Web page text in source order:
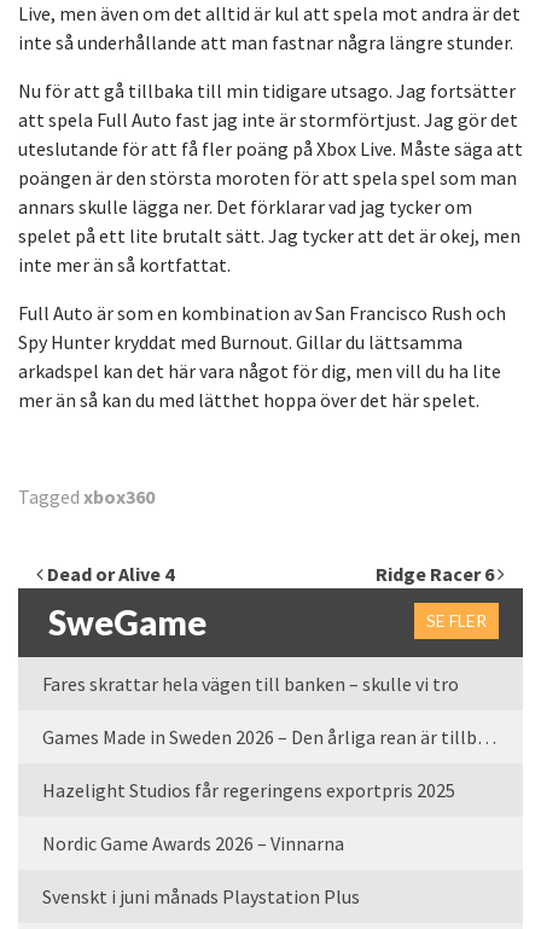
Live, men även om det alltid är kul att spela mot andra är det
inte så underhållande att man fastnar några längre stunder.
Nu för att gå tillbaka till min tidigare utsago. Jag fortsätter
att spela Full Auto fast jag inte är stormförtjust. Jag gör det
uteslutande för att få fler poäng på Xbox Live. Måste säga att
poängen är den största moroten för att spela spel som man
annars skulle lägga ner. Det förklarar vad jag tycker om
spelet på ett lite brutalt sätt. Jag tycker att det är okej, men
inte mer än så kortfattat.
Full Auto är som en kombination av San Francisco Rush och
Spy Hunter kryddat med Burnout. Gillar du lättsamma
arkadspel kan det här vara något för dig, men vill du ha lite
mer än så kan du med lätthet hoppa över det här spelet.
Tagged xbox360
Inläggsnavigering
Dead or Alive 4 Ridge Racer 6
SweGame SE FLER
Fares skrattar hela vägen till banken – skulle vi tro
Games Made in Sweden 2026 – Den årliga rean är tillbaka
Hazelight Studios får regeringens exportpris 2025
Nordic Game Awards 2026 – Vinnarna
Svenskt i juni månads Playstation Plus